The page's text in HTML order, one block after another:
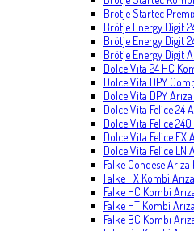
Brötje Startec
Brötje Energy Digit
Brötje Energy Digit
Brötje Energy Digit
Dolce Vita 24 HC
Dolce Vita DPY
Dolce Vita DPY
Dolce Vita Felice 24
Dolce Vita Felice 240
Dolce Vita Felice FX
Dolce Vita Felice LN
Falke Condese Arıza
Falke FX Kombi
Falke HC Kombi
Falke HT Kombi
Falke BC Kombi